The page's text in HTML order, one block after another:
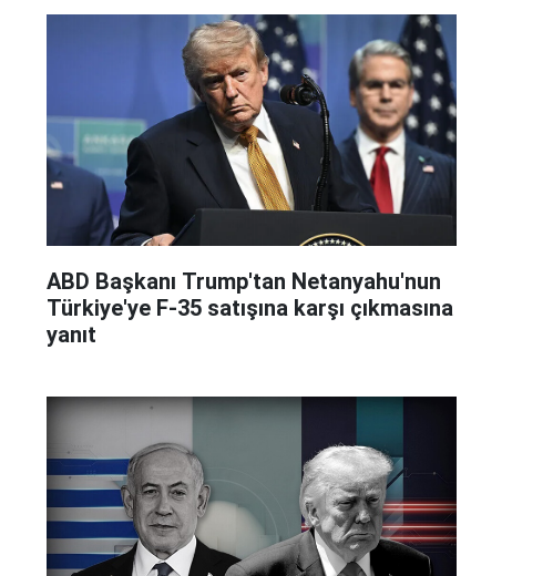
ABD Başkanı Trump'tan Netanyahu'nun
Türkiye'ye F-35 satışına karşı çıkmasına
yanıt